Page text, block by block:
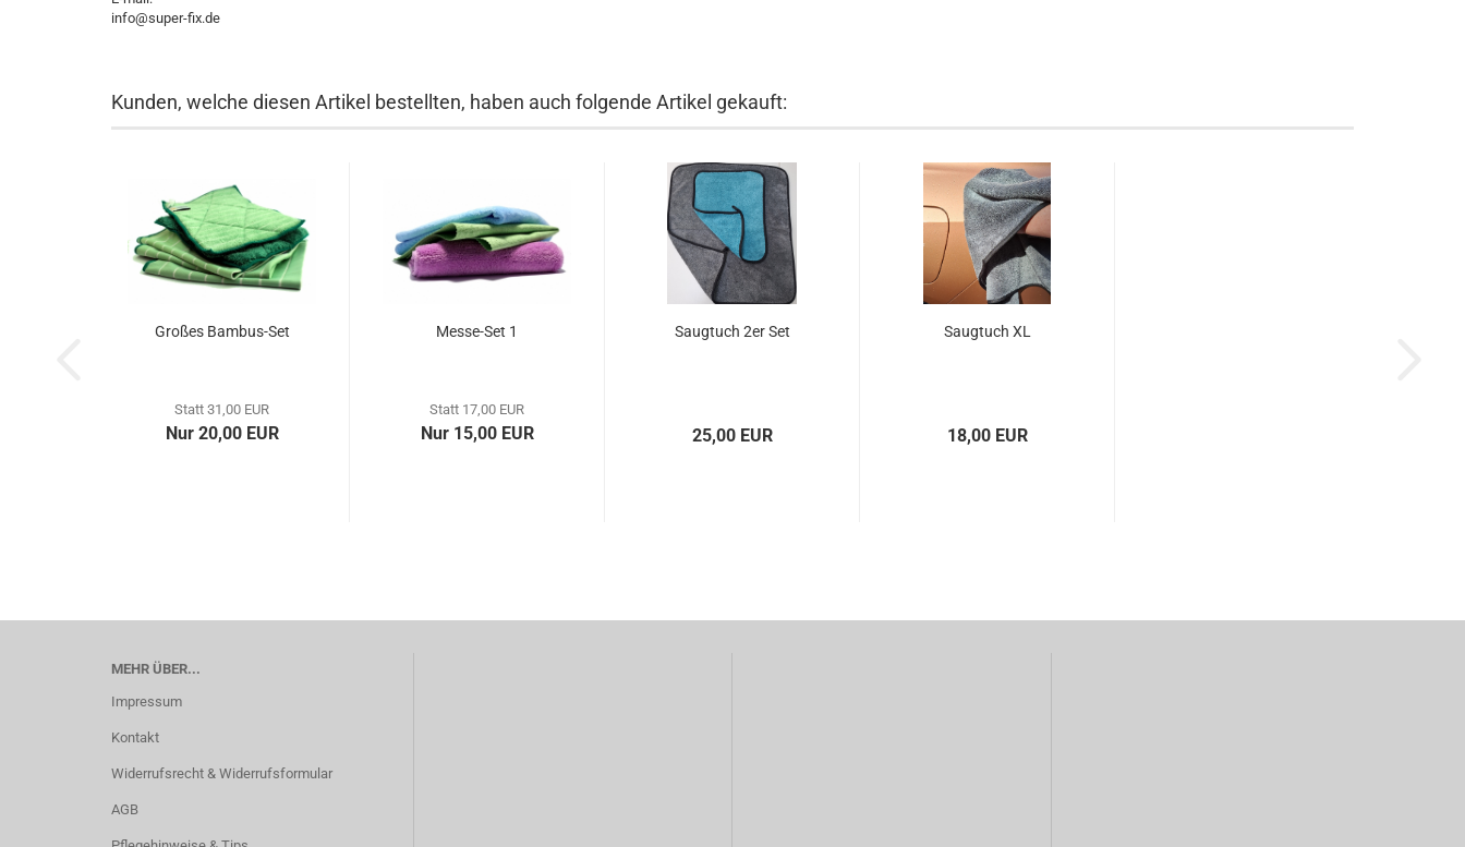
info@super-fix.de
Kunden, welche diesen Artikel bestellten, haben auch folgende Artikel gekauft:
Großes Bambus-Set
Statt 31,00 EUR
Nur 20,00 EUR
Messe-Set 1
Statt 17,00 EUR
Nur 15,00 EUR
Saugtuch 2er Set
25,00 EUR
Saugtuch XL
18,00 EUR
MEHR ÜBER...
Impressum
Kontakt
Widerrufsrecht & Widerrufsformular
AGB